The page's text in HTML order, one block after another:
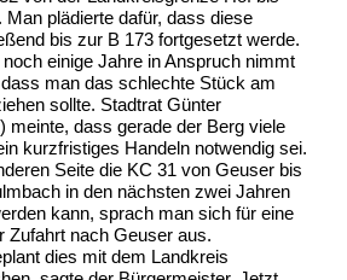
Man plädierte dafür, dass diese
bis zur B 173 fortgesetzt werde.
einige Jahre in Anspruch nimmt
man das schlechte Stück am
sollte. Stadtrat Günter
meinte, dass gerade der Berg viele
kurzfristiges Handeln notwendig sei.
Seite die KC 31 von Geuser bis
in den nächsten zwei Jahren
kann, sprach man sich für eine
Zufahrt nach Geuser aus.
dies mit dem Landkreis